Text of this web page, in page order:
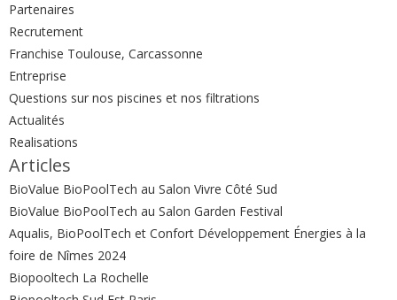
Partenaires
Recrutement
Franchise Toulouse, Carcassonne
Entreprise
Questions sur nos piscines et nos filtrations
Actualités
Realisations
Articles
BioValue BioPoolTech au Salon Vivre Côté Sud
BioValue BioPoolTech au Salon Garden Festival
Aqualis, BioPoolTech et Confort Développement Énergies à la
foire de Nîmes 2024
Biopooltech La Rochelle